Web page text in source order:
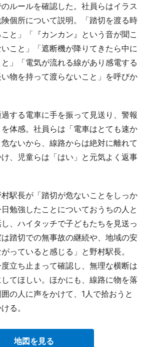
ルールを確認した。社員らはイラス
険個所について説明。「踏切を渡る時
と」「『カンカン』という音が聞こ
こと」「遮断機が降りてきたら中に
」「電気が流れる線があり感電する
物を持って渡らないこと」を呼びか
する電車に手を振って見送り、警報
体感。社員らは「電車はとても速か
ないから、線路からは絶対に離れて
、児童らは「はい」と元気よく返事
駅長が「踏切が危ないことをしっか
勉強したことについておうちの人と
、ハイタッチで子どもたちを見送っ
踏切での無事故の継続や、地域の安
っていると感じる」と野村駅長。
度立ち止まって確認し、無理な横断は
てほしい。ほかにも、線路に物を落
の人に声をかけて、1人で拾おうと
る。
地図を見る